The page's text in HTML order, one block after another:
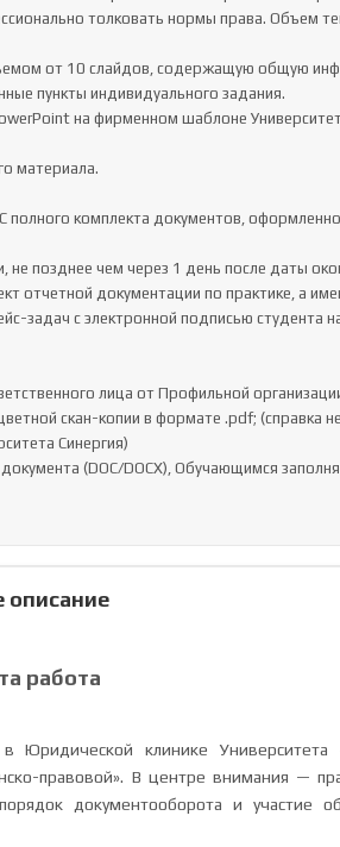
толковать нормы права. Объем
от 10 слайдов, содержащую общую
пункты индивидуального задания.
на фирменном шаблоне
позднее чем через 1 день после даты
отчетной документации по практике, а
задач с электронной подписью студента
лица от Профильной
скан-копии в формате .pdf; (справка
Синергия)
(DOC/DOCX), Обучающимся
описание
работа
Юридической клинике Университета
правовой». В центре внимания —
документооборота и участие